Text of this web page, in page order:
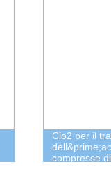
Clo2 per il
compresse